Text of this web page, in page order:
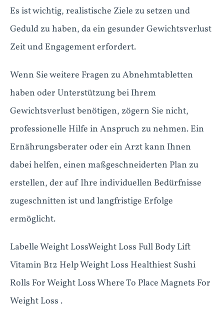
Es ist wichtig, realistische Ziele zu setzen und
Geduld zu haben, da ein gesunder Gewichtsverlust
Zeit und Engagement erfordert.
Wenn Sie weitere Fragen zu Abnehmtabletten
haben oder Unterstützung bei Ihrem
Gewichtsverlust benötigen, zögern Sie nicht,
professionelle Hilfe in Anspruch zu nehmen. Ein
Ernährungsberater oder ein Arzt kann Ihnen
dabei helfen, einen maßgeschneiderten Plan zu
erstellen, der auf Ihre individuellen Bedürfnisse
zugeschnitten ist und langfristige Erfolge
ermöglicht.
Labelle Weight LossWeight Loss Full Body Lift
Vitamin B12 Help Weight Loss Healthiest Sushi
Rolls For Weight Loss Where To Place Magnets For
Weight Loss .